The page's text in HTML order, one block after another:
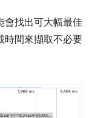
會找出可大幅最佳
時間來擷取不必要